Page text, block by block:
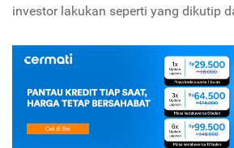
investor lakukan seperti yang dikutip